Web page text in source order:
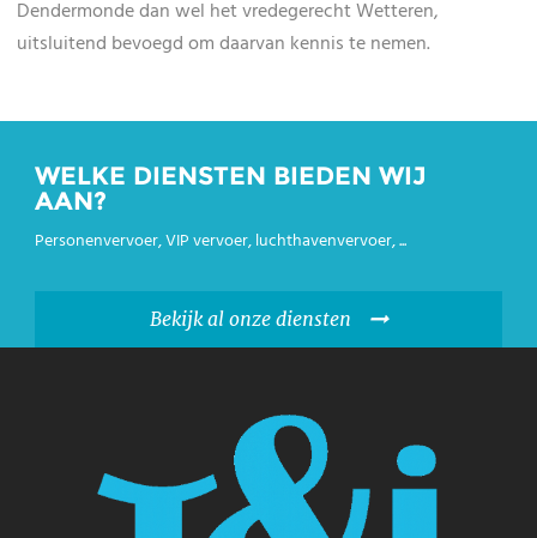
Dendermonde dan wel het vredegerecht Wetteren,
uitsluitend bevoegd om daarvan kennis te nemen.
WELKE DIENSTEN BIEDEN WIJ
AAN?
Personenvervoer, VIP vervoer, luchthavenvervoer, ...
Bekijk al onze diensten